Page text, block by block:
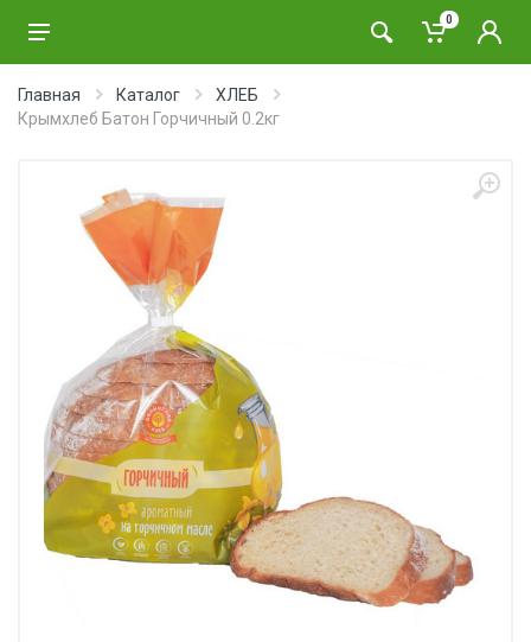
0
Главная Каталог
ХЛЕБ
Крымхлеб Батон Горчичный 0.2кг